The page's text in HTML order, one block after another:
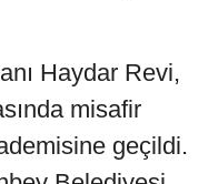
Haydar Revi,
misafir
geçildi.